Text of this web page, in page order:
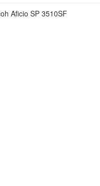
Aficio SP 3510SF